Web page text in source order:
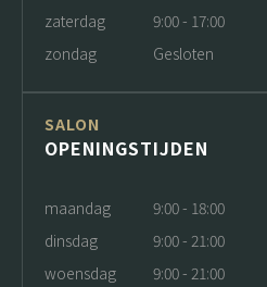
zaterdag
9:00 - 17:00
zondag
Gesloten
SALON
OPENINGSTIJDEN
maandag
9:00 - 18:00
dinsdag
9:00 - 21:00
woensdag
9:00 - 21:00